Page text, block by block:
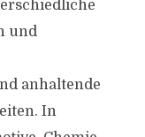
und
anhaltende
In